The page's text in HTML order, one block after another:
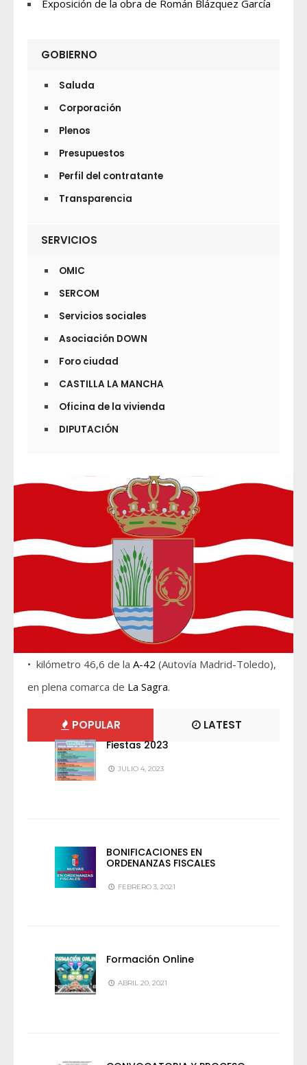
Exposición de la obra de Román Blázquez García
GOBIERNO
Saluda
Corporación
Plenos
Presupuestos
Perfil del contratante
Transparencia
SERVICIOS
OMIC
SERCOM
Servicios sociales
Asociación DOWN
Foro ciudad
CASTILLA LA MANCHA
Oficina de la vivienda
DIPUTACIÓN
• kilómetro 46,6 de la A-42 (Autovía Madrid-Toledo),
en plena comarca de La Sagra.
POPULAR LATEST
Fiestas 2023
JULIO 4, 2023
BONIFICACIONES EN
ORDENANZAS FISCALES
FEBRERO 3, 2021
Formación Online
ABRIL 20, 2021